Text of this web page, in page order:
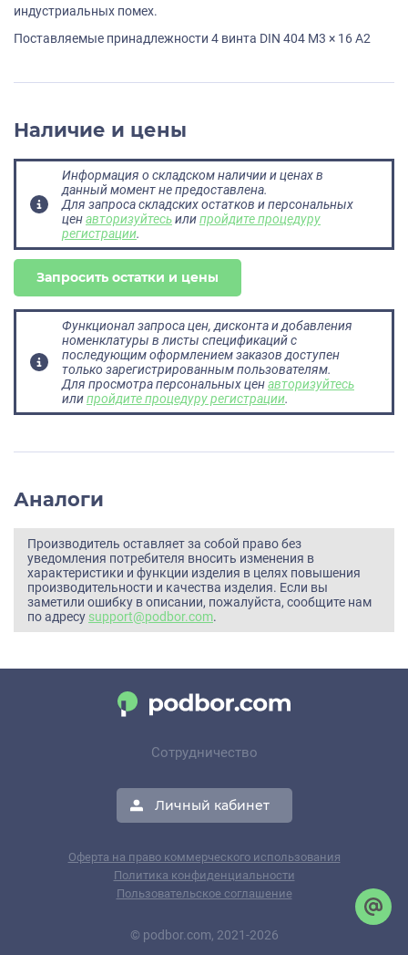
индустриальных помех.
Поставляемые принадлежности 4 винта DIN 404 M3 × 16 A2
Наличие и цены
Информация о складском наличии и ценах в
данный момент не предоставлена.
Для запроса складских остатков и персональных
ценавторизуйтесьилипройдите процедуру
регистрации.
Запросить остатки и цены
Функционал запроса цен, дисконта и добавления
номенклатуры в листы спецификаций с
последующим оформлением заказов доступен
только зарегистрированным пользователям.
Для просмотра персональных ценавторизуйтесь
илипройдите процедуру регистрации.
Аналоги
Производитель оставляет за собой право без
уведомления потребителя вносить изменения в
характеристики и функции изделия в целях повышения
производительности и качества изделия. Если вы
заметили ошибку в описании, пожалуйста, сообщите нам
по адресу support@podbor.com.
Сотрудничество
Личный кабинет
Оферта на право коммерческого использования
Политика конфиденциальности
Пользовательское соглашение
© podbor.com, 2021-2026